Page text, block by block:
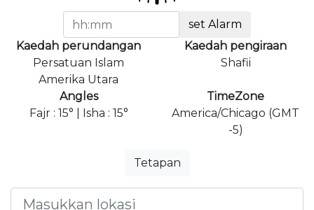
set Alarm
Kaedah perundangan
Persatuan Islam
Amerika Utara
Kaedah pengiraan
Shafii
Angles
Fajr : 15° | Isha : 15°
TimeZone
America/Chicago (GMT
-5)
Tetapan